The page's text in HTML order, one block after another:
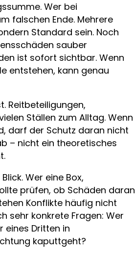
Wer bei
falschen Ende. Mehrere
Standard sein. Noch
sauber
ist sofort sichtbar. Wenn
entstehen, kann genau
Reitbeteiligungen,
Ställen zum Alltag. Wenn
darf der Schutz daran nicht
– nicht ein theoretisches
Wer eine Box,
prüfen, ob Schäden daran
Konflikte häufig nicht
sehr konkrete Fragen: Wer
eines Dritten in
kaputtgeht?